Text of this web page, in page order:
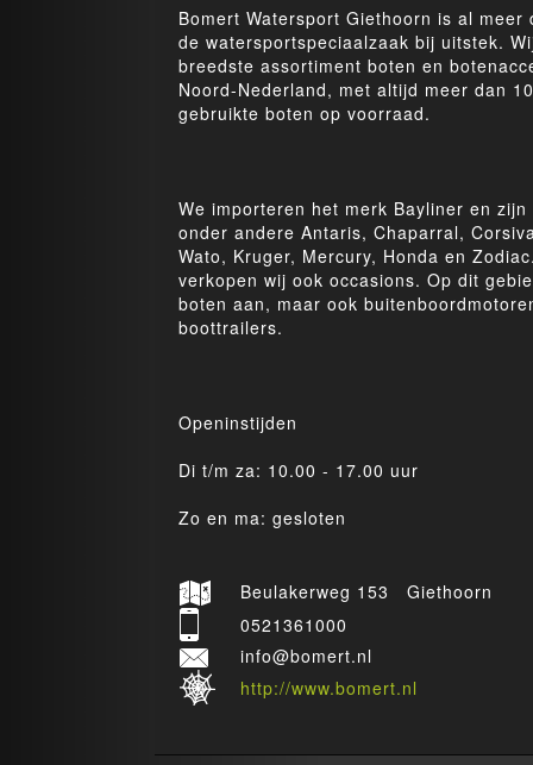
Bomert Watersport Giethoorn is al meer
de watersportspeciaalzaak bij uitstek.
breedste assortiment boten en
Noord-Nederland, met altijd meer dan
gebruikte boten op voorraad.
We importeren het merk Bayliner en
onder andere Antaris, Chaparral,
Wato, Kruger, Mercury, Honda en
verkopen wij ook occasions. Op dit
boten aan, maar ook
boottrailers.
Openinstijden
Di t/m za: 10.00 - 17.00 uur
Zo en ma: gesloten
Beulakerweg 153 Giethoorn
0521361000
info@bomert.nl
http://www.bomert.nl